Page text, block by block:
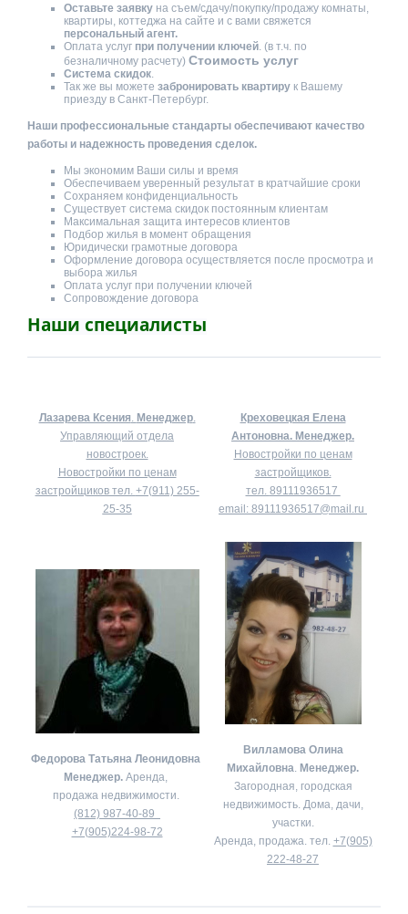
Оставьте заявку на съем/сдачу/покупку/продажу комнаты,
квартиры, коттеджа на сайте и с вами свяжется
персональный агент.
Оплата услуг при получении ключей . (в т.ч. по
безналичному расчету) Стоимость услуг
Система скидок
Так же вы можете забронировать квартиру к Вашему
приезду в Санкт-Петербург.
Наши профессиональные стандарты обеспечивают качество
работы и надежность проведения сделок.
Мы экономим Ваши силы и время
Обеспечиваем уверенный результат в кратчайшие сроки
Сохраняем конфиденциальность
Существует система скидок постоянным клиентам
Максимальная защита интересов клиентов
Подбор жилья в момент обращения
Юридически грамотные договора
Оформление договора осуществляется после просмотра и
выбора жилья
Оплата услуг при получении ключей
Сопровождение договора
Наши специалисты
Лазарева Ксения Менеджер.
Управляющий отдела
новостроек.
Новостройки по ценам
застройщиков тел. +7(911) 255-
25-35
Креховецкая Елена
Антоновна. Менеджер.
Новостройки по ценам
застройщиков.
тел. 89111936517
email: 89111936517@mail.ru
Федорова Татьяна Леонидовна
Менеджер. Аренда,
продажа недвижимости.
(812) 987-40-89
+7(905)224-98-72
Вилламова Олина
Михайловна Менеджер.
Загородная, городская
недвижимость. Дома, дачи,
участки.
Аренда, продажа. тел. +7(905)
222-48-27